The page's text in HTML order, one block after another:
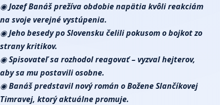
◉Jozef Banáš prežíva obdobie napätia kvôli reakciám
na svoje verejné vystúpenia.
◉Jeho besedy po Slovensku čelili pokusom o bojkot zo
strany kritikov.
◉Spisovateľ sa rozhodol reagovať – vyzval hejterov,
aby sa mu postavili osobne.
◉Banáš predstavil nový román o Božene Slančíkovej
Timravej, ktorý aktuálne promuje.